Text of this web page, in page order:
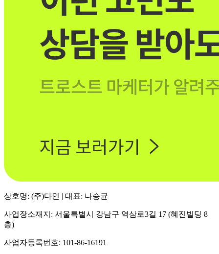
상호명: (주)다인 | 대표: 나승균
사업장소재지: 서울특별시 강남구 역삼로3길 17 (혜진빌딩 8
층)
사업자등록번호: 101-86-16191